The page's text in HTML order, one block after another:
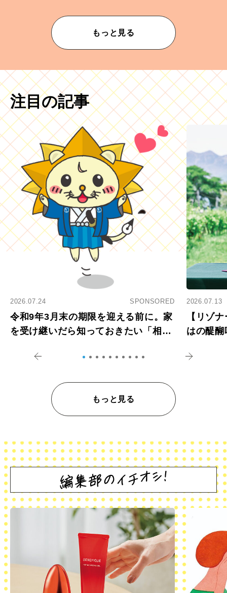
もっと見る
注目の記事
2026.07.24 SPONSORED
令和9年3月末の期限を迎える前に。家
を受け継いだら知っておきたい「相続
2026.07.13
【リゾ
はの醍
もっと見る